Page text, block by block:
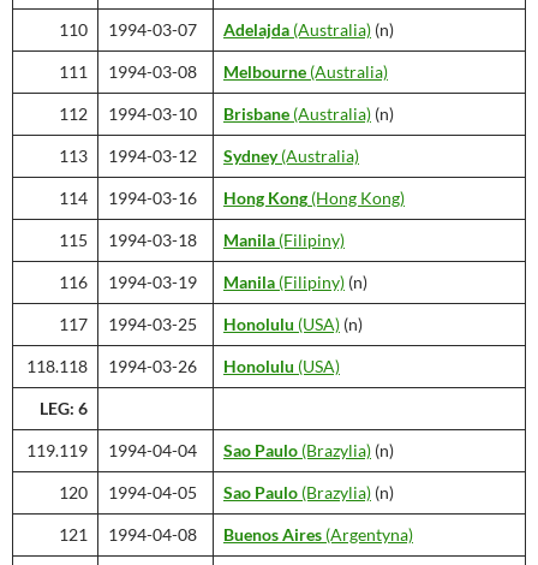
110 1994-03-07 Adelajda (Australia) (n)
111 1994-03-08 Melbourne (Australia)
112 1994-03-10 Brisbane (Australia) (n)
113 1994-03-12 Sydney(Australia)
114 1994-03-16 Hong Kong (Hong Kong)
115 1994-03-18 Manila (Filipiny)
116 1994-03-19 Manila (Filipiny) (n)
117 1994-03-25 Honolulu (USA) (n)
118.118 1994-03-26 Honolulu (USA)
LEG: 6
119.119 1994-04-04 Sao Paulo (Brazylia) (n)
120 1994-04-05 Sao Paulo (Brazylia) (n)
121 1994-04-08 Buenos Aires (Argentyna)